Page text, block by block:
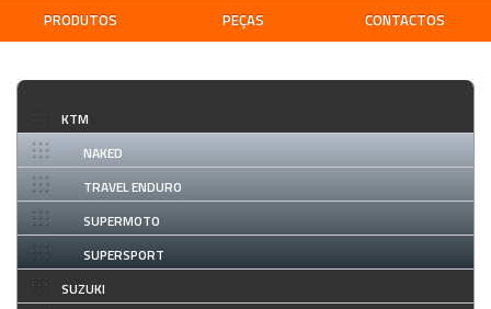
PRODUTOS
PEÇAS CONTACTOS
KTM
NAKED
TRAVEL ENDURO
SUPERMOTO
SUPERSPORT
SUZUKI